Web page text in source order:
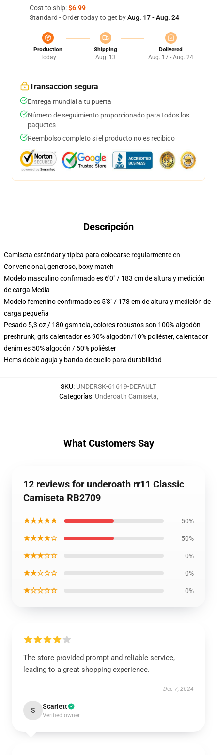
Cost to ship:$6.99
Standard - Order today to get byAug. 17 - Aug. 24
Production
Today
Shipping
Aug. 13
Delivered
Aug. 17 - Aug. 24
Transacción segura
Entrega mundial a tu puerta
Número de seguimiento proporcionado para todos los
paquetes
Reembolso completo si el producto no es recibido
Descripción
Camiseta estándar y típica para colocarse regularmente en
Convencional, generoso, boxy match
Modelo masculino confirmado es 6'0" / 183 cm de altura y medición
de carga Media
Modelo femenino confirmado es 5'8" / 173 cm de altura y medición de
carga pequeña
Pesado 5,3 oz / 180 gsm tela, colores robustos son 100% algodón
preshrunk, gris calentador es 90% algodón/10% poliéster, calentador
denim es 50% algodón / 50% poliéster
Hems doble aguja y banda de cuello para durabilidad
SKU: UNDERSK-61619-DEFAULT
Categorías: Underoath Camiseta,
What Customers Say
12 reviews for underoath rr11 Classic
Camiseta RB2709
★★★★★ 50%
★★★★☆ 50%
★★★☆☆ 0%
★★☆☆☆ 0%
★☆☆☆☆ 0%
The store provided prompt and reliable service,
leading to a great shopping experience.
Dec 7, 2024
S Scarlett
Verified owner